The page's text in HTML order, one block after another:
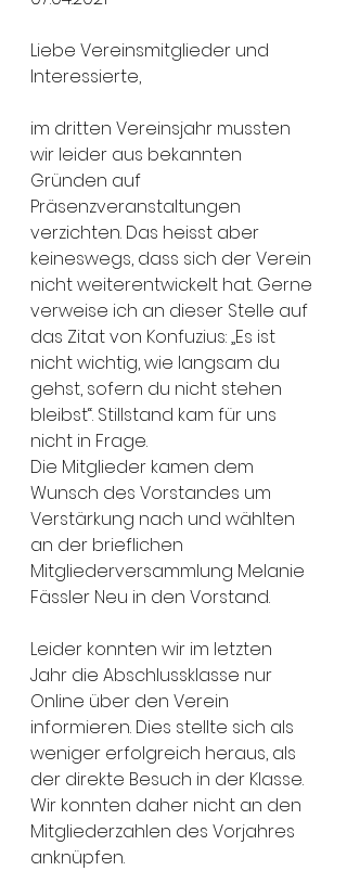
Liebe Vereinsmitglieder und
Interessierte,
im dritten Vereinsjahr mussten
wir leider aus bekannten
Gründen auf
Präsenzveranstaltungen
verzichten. Das heisst aber
keineswegs, dass sich der Verein
nicht weiterentwickelt hat. Gerne
verweise ich an dieser Stelle auf
das Zitat von Konfuzius: „Es ist
nicht wichtig, wie langsam du
gehst, sofern du nicht stehen
bleibst“. Stillstand kam für uns
nicht in Frage.
Die Mitglieder kamen dem
Wunsch des Vorstandes um
Verstärkung nach und wählten
an der brieflichen
Mitgliederversammlung Melanie
Fässler Neu in den Vorstand.
Leider konnten wir im letzten
Jahr die Abschlussklasse nur
Online über den Verein
informieren. Dies stellte sich als
weniger erfolgreich heraus, als
der direkte Besuch in der Klasse.
Wir konnten daher nicht an den
Mitgliederzahlen des Vorjahres
anknüpfen.